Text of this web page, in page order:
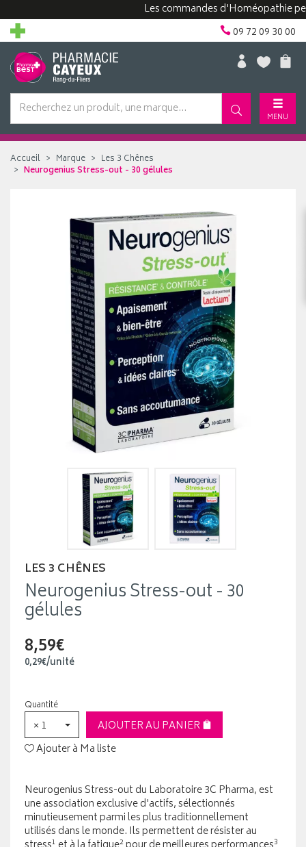
Les commandes d'Homéopathie
09 72 09 30 00
MENU
Accueil Marque
Les 3 Chênes
Neurogenius Stress-out - 30 gélules
LES 3 CHÊNES
Neurogenius Stress-out - 30
gélules
8,59€
0,29€/unité
Quantité
× 1
AJOUTER AU PANIER
Ajouter à Ma liste
Neurogenius Stress-out du Laboratoire 3C Pharma, est
une association exclusive d'actifs, sélectionnés
minutieusement parmi les plus traditionnellement
utilisés dans le monde. Ils permettent de résister au
1 2 3